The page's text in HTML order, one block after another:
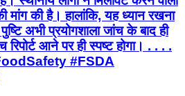
मांग की है। हालांकि, यह ध्यान रखना
अभी प्रयोगशाला जांच के बाद ही
रिपोर्ट आने पर ही स्पष्ट होगा। . . . .
#FSDA